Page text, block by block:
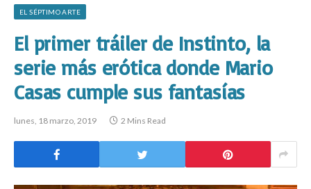
EL SÉPTIMO ARTE
El primer tráiler de Instinto, la
serie más erótica donde Mario
Casas cumple sus fantasías
lunes, 18 marzo, 2019 2 Mins Read